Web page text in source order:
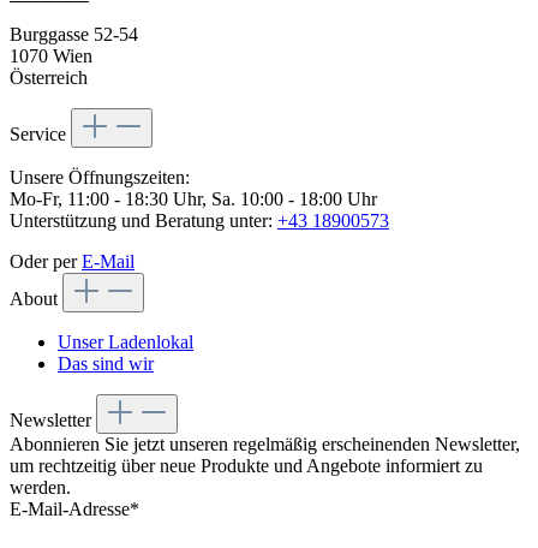
Burggasse 52-54
1070 Wien
Österreich
Service
Unsere Öffnungszeiten:
Mo-Fr, 11:00 - 18:30 Uhr, Sa. 10:00 - 18:00 Uhr
Unterstützung und Beratung unter: +43 18900573
Oder perE-Mail
About
Unser Ladenlokal
Das sind wir
Newsletter
Abonnieren Sie jetzt unseren regelmäßig erscheinenden Newsletter,
um rechtzeitig über neue Produkte und Angebote informiert zu
werden.
E-Mail-Adresse*